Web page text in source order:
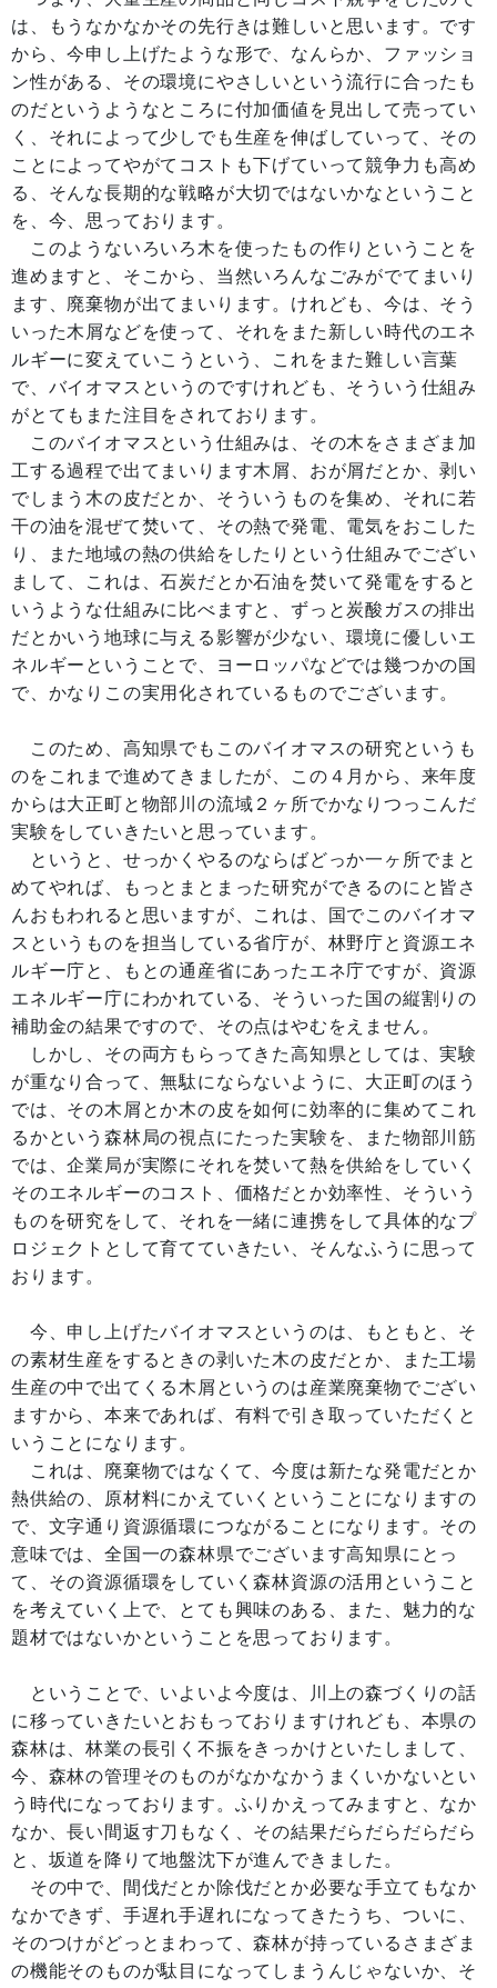
は、もうなかなかその先行きは難しいと思います。です
から、今申し上げたような形で、なんらか、ファッショ
ン性がある、その環境にやさしいという流行に合ったも
のだというようなところに付加価値を見出して売ってい
く、それによって少しでも生産を伸ばしていって、その
ことによってやがてコストも下げていって競争力も高め
る、そんな長期的な戦略が大切ではないかなということ
を、今、思っております。
このようないろいろ木を使ったもの作りということを
進めますと、そこから、当然いろんなごみがでてまいり
ます、廃棄物が出てまいります。けれども、今は、そう
いった木屑などを使って、それをまた新しい時代のエネ
ルギーに変えていこうという、これをまた難しい言葉
で、バイオマスというのですけれども、そういう仕組み
がとてもまた注目をされております。
このバイオマスという仕組みは、その木をさまざま加
工する過程で出てまいります木屑、おが屑だとか、剥い
でしまう木の皮だとか、そういうものを集め、それに若
干の油を混ぜて焚いて、その熱で発電、電気をおこした
り、また地域の熱の供給をしたりという仕組みでござい
まして、これは、石炭だとか石油を焚いて発電をすると
いうような仕組みに比べますと、ずっと炭酸ガスの排出
だとかいう地球に与える影響が少ない、環境に優しいエ
ネルギーということで、ヨーロッパなどでは幾つかの国
で、かなりこの実用化されているものでございます。
このため、高知県でもこのバイオマスの研究というも
のをこれまで進めてきましたが、この４月から、来年度
からは大正町と物部川の流域２ヶ所でかなりつっこんだ
実験をしていきたいと思っています。
というと、せっかくやるのならばどっか一ヶ所でまと
めてやれば、もっとまとまった研究ができるのにと皆さ
んおもわれると思いますが、これは、国でこのバイオマ
スというものを担当している省庁が、林野庁と資源エネ
ルギー庁と、もとの通産省にあったエネ庁ですが、資源
エネルギー庁にわかれている、そういった国の縦割りの
補助金の結果ですので、その点はやむをえません。
しかし、その両方もらってきた高知県としては、実験
が重なり合って、無駄にならないように、大正町のほう
では、その木屑とか木の皮を如何に効率的に集めてこれ
るかという森林局の視点にたった実験を、また物部川筋
では、企業局が実際にそれを焚いて熱を供給をしていく
そのエネルギーのコスト、価格だとか効率性、そういう
ものを研究をして、それを一緒に連携をして具体的なプ
ロジェクトとして育てていきたい、そんなふうに思って
おります。
今、申し上げたバイオマスというのは、もともと、そ
の素材生産をするときの剥いた木の皮だとか、また工場
生産の中で出てくる木屑というのは産業廃棄物でござい
ますから、本来であれば、有料で引き取っていただくと
いうことになります。
これは、廃棄物ではなくて、今度は新たな発電だとか
熱供給の、原材料にかえていくということになりますの
で、文字通り資源循環につながることになります。その
意味では、全国一の森林県でございます高知県にとっ
て、その資源循環をしていく森林資源の活用ということ
を考えていく上で、とても興味のある、また、魅力的な
題材ではないかということを思っております。
ということで、いよいよ今度は、川上の森づくりの話
に移っていきたいとおもっておりますけれども、本県の
森林は、林業の長引く不振をきっかけといたしまして、
今、森林の管理そのものがなかなかうまくいかないとい
う時代になっております。ふりかえってみますと、なか
なか、長い間返す刀もなく、その結果だらだらだらだら
と、坂道を降りて地盤沈下が進んできました。
その中で、間伐だとか除伐だとか必要な手立てもなか
なかできず、手遅れ手遅れになってきたうち、ついに、
そのつけがどっとまわって、森林が持っているさまざま
の機能そのものが駄目になってしまうんじゃないか、そ